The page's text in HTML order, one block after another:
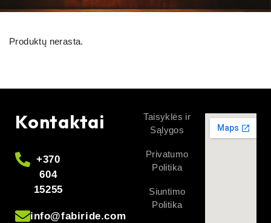
Produktų nerasta.
Kontaktai
+370
604
15255
info@fabiride.com
Taisyklės ir
Sąlygos
Privatumo
Politika
Siuntimo
Politika